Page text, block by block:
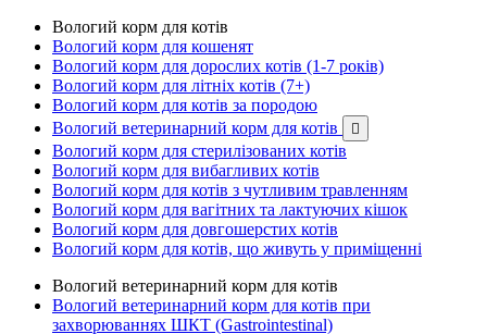
Вологий корм для котів
Вологий корм для кошенят
Вологий корм для дорослих котів (1-7 років)
Вологий корм для літніх котів (7+)
Вологий корм для котів за породою
Вологий ветеринарний корм для котів

Вологий корм для стерилізованих котів
Вологий корм для вибагливих котів
Вологий корм для котів з чутливим травленням
Вологий корм для вагітних та лактуючих кішок
Вологий корм для довгошерстих котів
Вологий корм для котів, що живуть у приміщенні
Вологий ветеринарний корм для котів
Вологий ветеринарний корм для котів при
захворюваннях ШКТ (Gastrointestinal)